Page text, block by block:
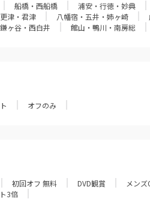
船橋・西船橋 浦安・行徳・妙典
津・君津 八幡宿・五井・姉ヶ崎
鎌ヶ谷・西白井 館山・鴨川・南房総
オフのみ
初回オフ 無料 DVD観賞 メンズ
3倍